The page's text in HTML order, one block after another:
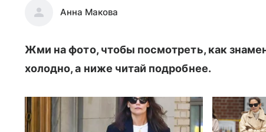
Анна Макова
Жми на фото, чтобы посмотреть, как
холодно, а ниже читай подробнее.